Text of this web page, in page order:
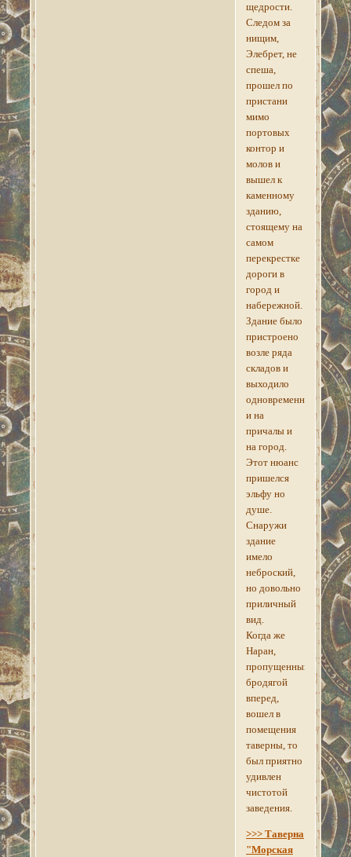
щедрости.
Следом за
нищим,
Элебрет, не
спеша,
прошел по
пристани
мимо
портовых
контор и
молов и
вышел к
каменному
зданию,
стоящему на
самом
перекрестке
дороги в
город и
набережной.
Здание было
пристроено
возле ряда
складов и
выходило
одновременно
и на
причалы и
на город.
Этот нюанс
пришелся
эльфу но
душе.
Снаружи
здание
имело
неброский,
но довольно
приличный
вид.
Когда же
Наран,
пропущенный
бродягой
вперед,
вошел в
помещения
таверны, то
был приятно
удивлен
чистотой
заведения.
>>> Таверна
"Морская